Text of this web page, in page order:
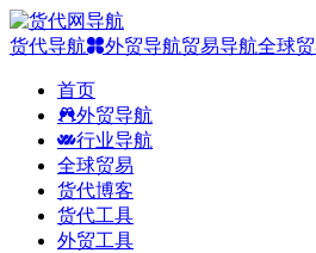
货代导航 外贸导航贸易导航全球
首页
外贸导航
行业导航
全球贸易
货代博客
货代工具
外贸工具